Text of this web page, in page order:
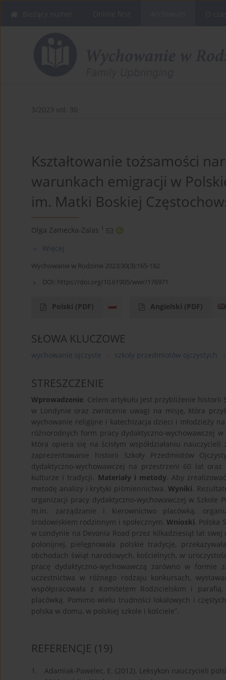
3/2023 vol. 30
Kształtowanie tożsamości
warunkach emigracji w
im. Matki Boskiej
Olga Zamecka-Zalas 1
Więcej
Wychowanie w Rodzinie 2023;30(3):165-182
DOI: https://doi.org/10.61905/wwr/176971
Polski (PDF) Angielski (PDF)
SŁOWA KLUCZOWE
wychowanie ojczyste szkoły przedmiotów ojczystych
STRESZCZENIE
Wprowadzenie. Celem artykułu jest przybliżenie historii
w Londynie oraz zwrócenie uwagi na misję, która
wychowanie religijne i katechizacja dzieci i młodzieży
różnorodnych form pracy dydaktyczno-wychowawczej
która opiera się na ścisłym współdziałaniu
zaprezentowanie historii Szkoły Przedmiotów
dydaktyczno-wychowawczej na przestrzeni 60 lat
kulturze i tradycji. Materiały i metody. Aby
metodę analizy i krytyki piśmiennictwa. Wyniki.
organizacji pracy dydaktyczno-wychowawczej w Szkole
m.in. zarządzanie i kierownictwo placówką,
środowiskiem rodzinnym i społecznym.Wnioski. Polska
w Londynie na Devonia Road przez kilkadziesiąt lat swej
polonijnej, pielęgnowała polskie tradycje,
obchodach świąt narodowych, kościelnych, w
pracę dydaktyczno-wychowawczą zarówno w formie
uczestnictwa w różnego rodzaju konkursach,
współpracowała z Komitetem Rodzicielskim i
placówką. Pomimo wielu trudności lokalowych i
polska w domu, w polskiej szkole i kościele”.
REFERENCJE (19)
1.
Adamiak-Pawelec, E. (2012). Leksykon nauczycieli